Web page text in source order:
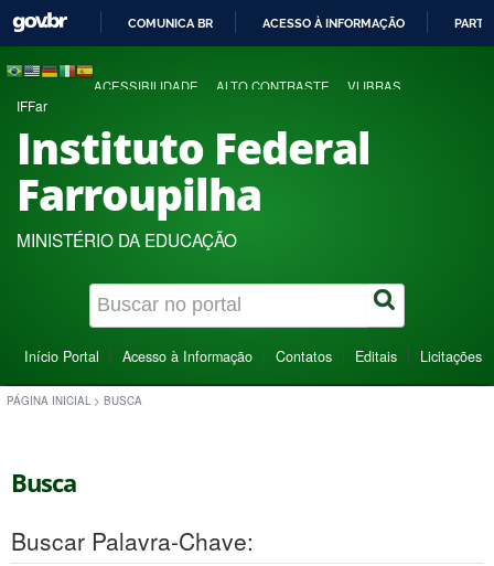
COMUNICA BR ACESSO À INFORMAÇÃO
ACESSIBILIDADE ALTO CONTRASTE VLIBRAS
IFFar
Instituto Federal
Farroupilha
MINISTÉRIO DA EDUCAÇÃO
Início Portal Acesso à Informação Contatos Editais Licitações
PÁGINA INICIAL > BUSCA
Busca
Buscar Palavra-Chave: